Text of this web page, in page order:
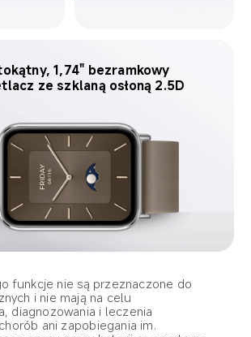
1,74" bezramkowy
ze szklaną osłoną 2.5D
funkcje nie są przeznaczone do
i nie mają na celu
diagnozowania i leczenia
ani zapobiegania im.